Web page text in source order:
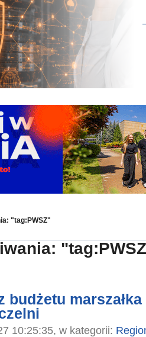
"tag:PWSZ"
budżetu marszałka
10:25:35, w kategorii: